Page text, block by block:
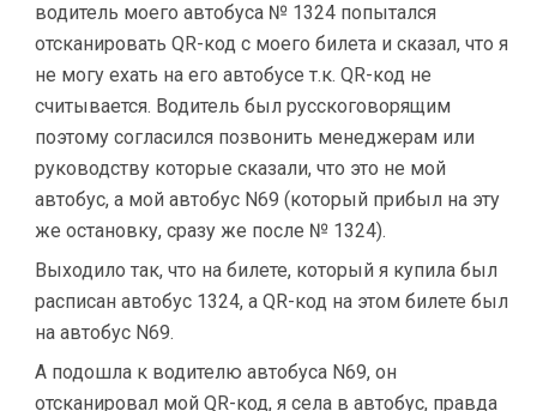
водитель моего автобуса № 1324 попытался
отсканировать QR-код с моего билета и сказал, что я
не могу ехать на его автобусе т.к. QR-код не
считывается. Водитель был русскоговорящим
поэтому согласился позвонить менеджерам или
руководству которые сказали, что это не мой
автобус, а мой автобус N69 (который прибыл на эту
же остановку, сразу же после № 1324).
Выходило так, что на билете, который я купила был
расписан автобус 1324, а QR-код на этом билете был
на автобус N69.
А подошла к водителю автобуса N69, он
отсканировал мой QR-код, я села в автобус, правда